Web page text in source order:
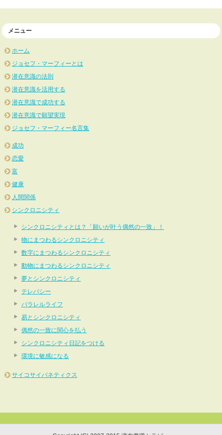
メニュー
ホーム
ジョセフ・マーフィーとは
潜在意識の法則
潜在意識を活用する
潜在意識で成功する
潜在意識で願望実現
ジョセフ・マーフィー名言集
成功
恋愛
富
健康
人間関係
シンクロニシティ
シンクロニシティとは？「願いが叶う偶然の一致」！
物にまつわるシンクロニシティ
数字にまつわるシンクロニシティ
動物にまつわるシンクロニシティ
夢とシンクロニシティ
テレパシー
パラレルライフ
易とシンクロニシティ
偶然の一致に関心を払う
シンクロニシティ日記をつける
環境に敏感になる
サイコサイバネティクス